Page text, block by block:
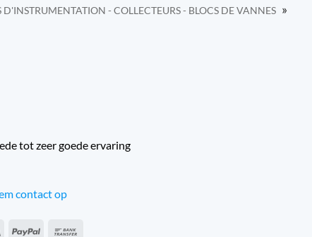
D'INSTRUMENTATION - COLLECTEURS - BLOCS DE VANNES »
tot zeer goede ervaring
contact op
Sepa PayPal